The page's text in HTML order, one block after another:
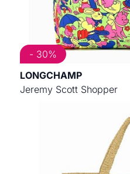
LONGCHAMP
Jeremy Scott Shopper
- 30%